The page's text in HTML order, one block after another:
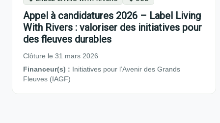
Appel à candidatures 2026 – Label Living
With Rivers : valoriser des initiatives pour
des fleuves durables
Clôture le 31 mars 2026
Financeur(s) : Initiatives pour l’Avenir des Grands
Fleuves (IAGF)